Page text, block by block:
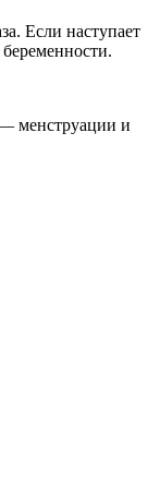
Если наступает
менструации и